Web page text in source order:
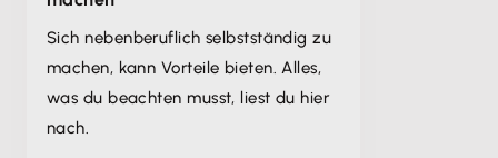
Sich nebenberuflich selbstständig zu
machen, kann Vorteile bieten. Alles,
was du beachten musst, liest du hier
nach.